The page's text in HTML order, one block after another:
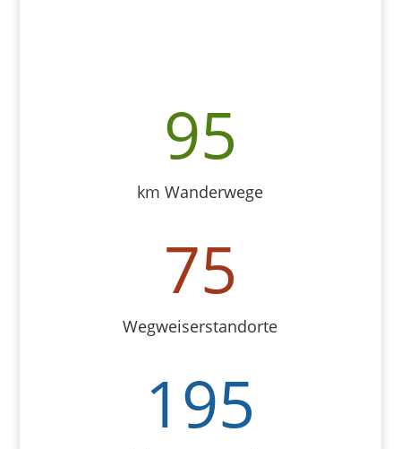
95
km Wanderwege
75
Wegweiserstandorte
195